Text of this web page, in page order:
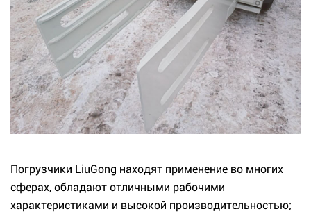
Погрузчики LiuGong находят применение во многих
сферах, обладают отличными рабочими
характеристиками и высокой производительностью;